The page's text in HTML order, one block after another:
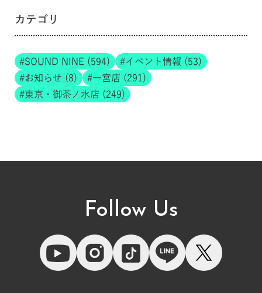
カテゴリ
SOUND NINE (594)
イベント情報 (53)
お知らせ (8)
一宮店 (291)
東京・御茶ノ水店 (249)
Follow Us